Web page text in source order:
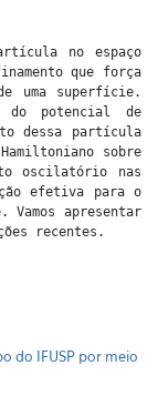
no espaço
que força
uma superfície.
do potencial de
dessa partícula
sobre
oscilatório nas
efetiva para o
apresentar
recentes.
do IFUSP por meio